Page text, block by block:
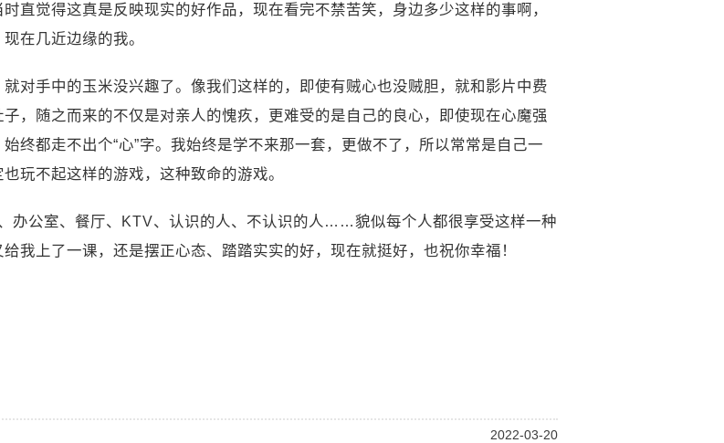
直觉得这真是反映现实的好作品，现在看完不禁苦笑，身边多少这样的事啊，
在几近边缘的我。
对手中的玉米没兴趣了。像我们这样的，即使有贼心也没贼胆，就和影片中费
，随之而来的不仅是对亲人的愧疚，更难受的是自己的良心，即使现在心魔强
终都走不出个“心”字。我始终是学不来那一套，更做不了，所以常常是自己一
玩不起这样的游戏，这种致命的游戏。
办公室、餐厅、KTV、认识的人、不认识的人……貌似每个人都很享受这样一种
我上了一课，还是摆正心态、踏踏实实的好，现在就挺好，也祝你幸福！
2022-03-20